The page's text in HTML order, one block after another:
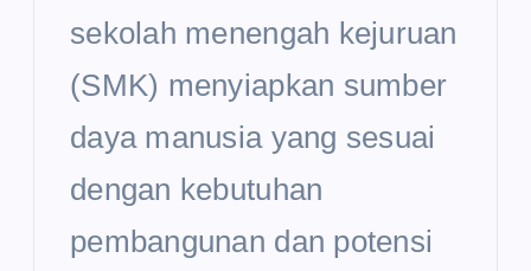
sekolah menengah kejuruan
(SMK) menyiapkan sumber
daya manusia yang sesuai
dengan kebutuhan
pembangunan dan potensi